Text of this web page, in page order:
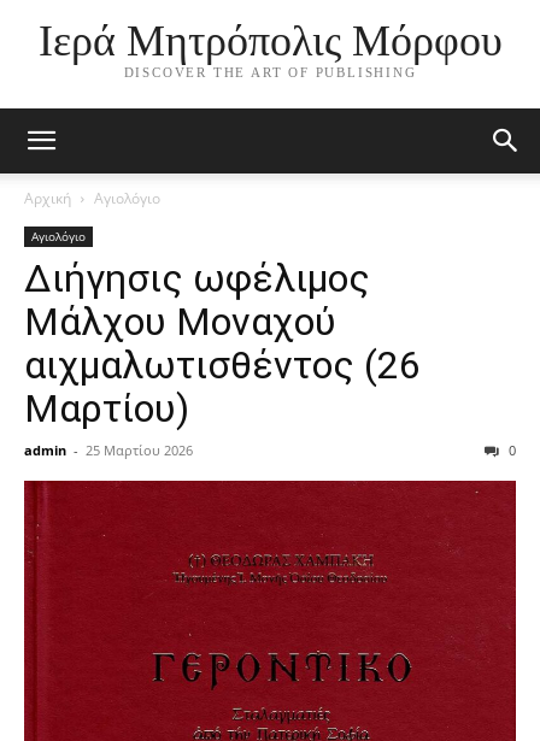
Ιερά Μητρόπολις Μόρφου
DISCOVER THE ART OF PUBLISHING
Αρχική Αγιολόγιο
Αγιολόγιο
Διήγησις ωφέλιμος
Μάλχου Μοναχού
αιχμαλωτισθέντος (26
Μαρτίου)
admin - 25 Μαρτίου 2026 0